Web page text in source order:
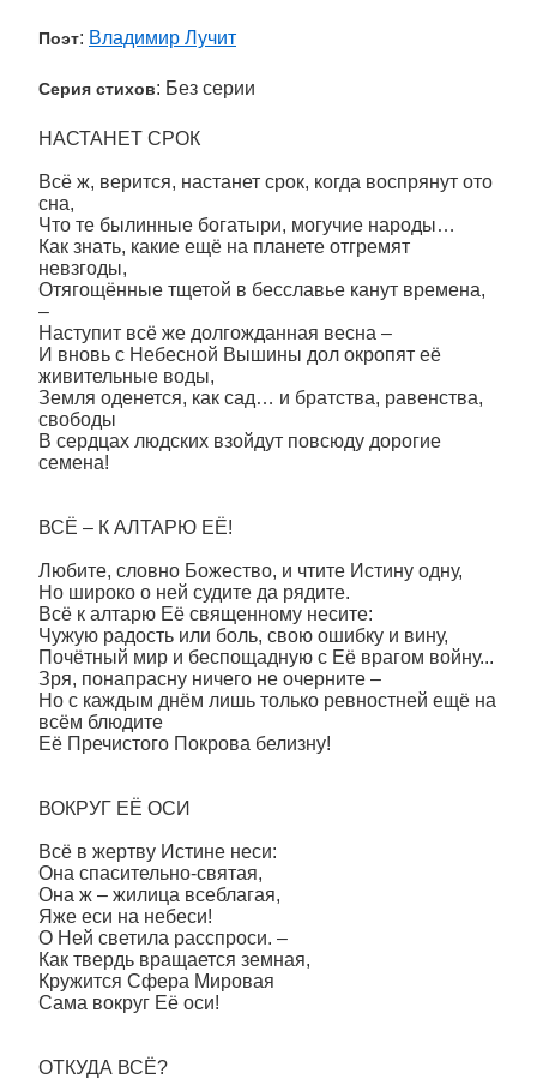
Поэт: Владимир Лучит
Серия стихов: Без серии
НАСТАНЕТ СРОК
Всё ж, верится, настанет срок, когда воспрянут ото
сна,
Что те былинные богатыри, могучие народы…
Как знать, какие ещё на планете отгремят
невзгоды,
Отягощённые тщетой в бесславье канут времена,
–
Наступит всё же долгожданная весна –
И вновь с Небесной Вышины дол окропят её
живительные воды,
Земля оденется, как сад… и братства, равенства,
свободы
В сердцах людских взойдут повсюду дорогие
семена!
ВСЁ – К АЛТАРЮ ЕЁ!
Любите, словно Божество, и чтите Истину одну,
Но широко о ней судите да рядите.
Всё к алтарю Её священному несите:
Чужую радость или боль, свою ошибку и вину,
Почётный мир и беспощадную с Её врагом войну...
Зря, понапрасну ничего не очерните –
Но с каждым днём лишь только ревностней ещё на
всём блюдите
Её Пречистого Покрова белизну!
ВОКРУГ ЕЁ ОСИ
Всё в жертву Истине неси:
Она спасительно-святая,
Она ж – жилица всеблагая,
Яже еси на небеси!
О Ней светила расспроси. –
Как твердь вращается земная,
Кружится Сфера Мировая
Сама вокруг Её оси!
ОТКУДА ВСЁ?